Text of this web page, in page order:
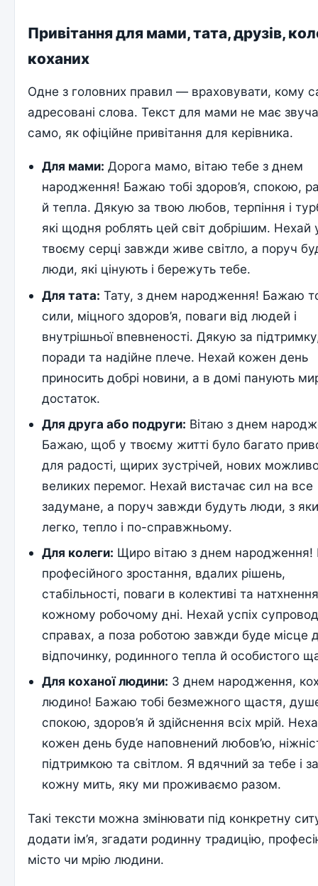
Привітання для мами, тата, друзів,
коханих
Одне з головних правил — враховувати, кому
адресовані слова. Текст для мами не має
само, як офіційне привітання для керівника.
Для мами: Дорога мамо, вітаю тебе з днем
народження! Бажаю тобі здоров’я, спокою,
й тепла. Дякую за твою любов, терпіння і
які щодня роблять цей світ добрішим. Нехай
твоєму серці завжди живе світло, а поруч
люди, які цінують і бережуть тебе.
Для тата: Тату, з днем народження! Бажаю
сили, міцного здоров’я, поваги від людей і
внутрішньої впевненості. Дякую за
поради та надійне плече. Нехай кожен день
приносить добрі новини, а в домі панують
достаток.
Для друга або подруги: Вітаю з днем
Бажаю, щоб у твоєму житті було багато
для радості, щирих зустрічей, нових
великих перемог. Нехай вистачає сил на все
задумане, а поруч завжди будуть люди, з
легко, тепло і по-справжньому.
Для колеги: Щиро вітаю з днем
професійного зростання, вдалих рішень,
стабільності, поваги в колективі та
кожному робочому дні. Нехай успіх
справах, а поза роботою завжди буде місце
відпочинку, родинного тепла й особистого
Для коханої людини: З днем народження,
людино! Бажаю тобі безмежного щастя,
спокою, здоров’я й здійснення всіх мрій.
кожен день буде наповнений любов’ю,
підтримкою та світлом. Я вдячний за тебе і
кожну мить, яку ми проживаємо разом.
Такі тексти можна змінювати під конкретну
додати ім’я, згадати родинну традицію,
місто чи мрію людини.